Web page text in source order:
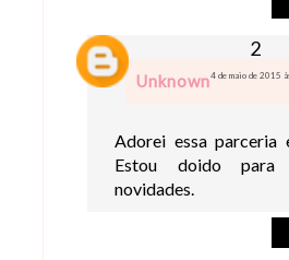
Unknown4 de maio de 2015
Adorei essa parceria
Estou doido para
novidades.